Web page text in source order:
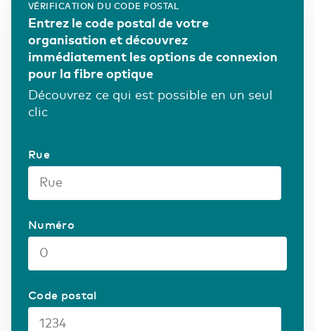
Le cloud offre flexibilité et évolutivité. Avec
Eurofiber, vous bénéficiez de performances
prévisibles, d’une sécurité maximale et d’un
contrôle total de vos données.
Secure Cloud Connect
Là où connectivité et cloud se rencontrent
Sécurité
Transportez vos données de manière responsable
WDM Encrypted
Finance et assurance
Gouvernement
Soins de santé
Nos fournisseurs
Careers
Belgium English
Germany
VÉRIFICATION DU CODE POSTAL
Entrez le code postal de votre
organisation et découvrez
immédiatement les options de connexion
pour la fibre optique
Découvrez ce qui est possible en un seul
clic
Rue
Numéro
Code postal